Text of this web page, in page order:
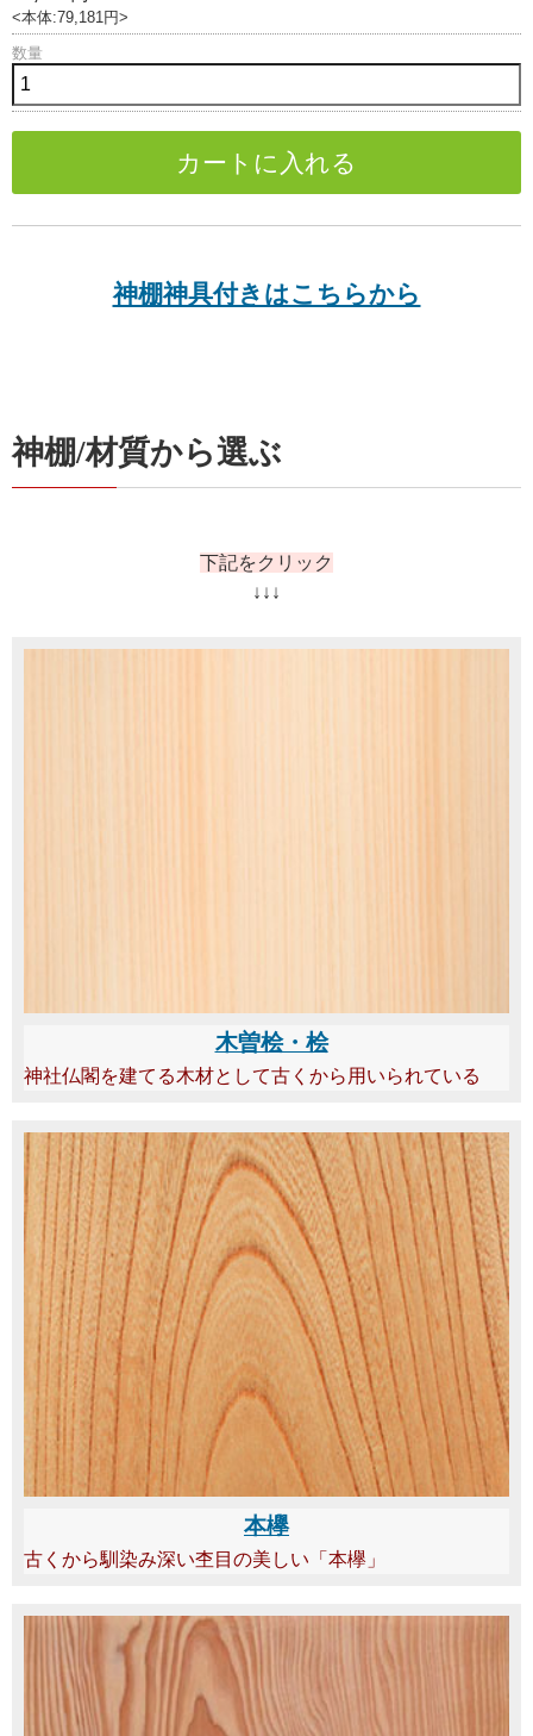
<本体:79,181円>
数量
神棚神具付きはこちらから
神棚/材質から選ぶ
下記をクリック
↓↓↓
木曽桧・桧
神社仏閣を建てる木材として古くから用いられている
本欅
古くから馴染み深い杢目の美しい「本欅」